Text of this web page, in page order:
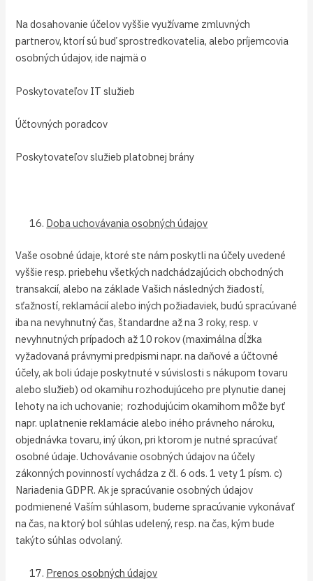
Na dosahovanie účelov vyššie využívame zmluvných
partnerov, ktorí sú buď sprostredkovatelia, alebo príjemcovia
osobných údajov, ide najmä o
Poskytovateľov IT služieb
Účtovných poradcov
Poskytovateľov služieb platobnej brány
Doba uchovávania osobných údajov
Vaše osobné údaje, ktoré ste nám poskytli na účely uvedené
vyššie resp. priebehu všetkých nadchádzajúcich obchodných
transakcií, alebo na základe Vašich následných žiadostí,
sťažností, reklamácií alebo iných požiadaviek, budú spracúvané
iba na nevyhnutný čas, štandardne až na 3 roky, resp. v
nevyhnutných prípadoch až 10 rokov (maximálna dĺžka
vyžadovaná právnymi predpismi napr. na daňové a účtovné
účely, ak boli údaje poskytnuté v súvislosti s nákupom tovaru
alebo služieb) od okamihu rozhodujúceho pre plynutie danej
lehoty na ich uchovanie; rozhodujúcim okamihom môže byť
napr. uplatnenie reklamácie alebo iného právneho nároku,
objednávka tovaru, iný úkon, pri ktorom je nutné spracúvať
osobné údaje. Uchovávanie osobných údajov na účely
zákonných povinností vychádza z čl. 6 ods. 1 vety 1 písm. c)
Nariadenia GDPR. Ak je spracúvanie osobných údajov
podmienené Vaším súhlasom, budeme spracúvanie vykonávať
na čas, na ktorý bol súhlas udelený, resp. na čas, kým bude
takýto súhlas odvolaný.
Prenos osobných údajov